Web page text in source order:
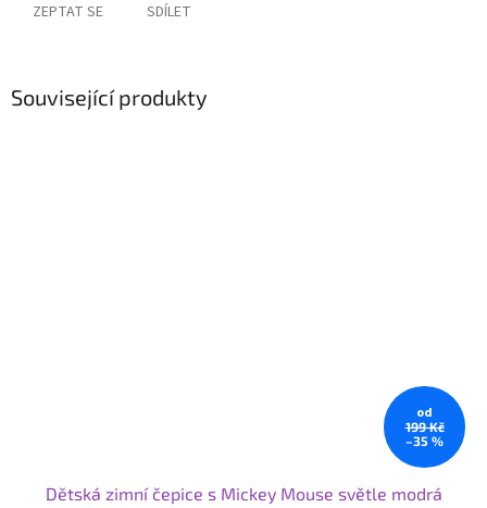
ZEPTAT SE SDÍLET
Související produkty
od
199 Kč
–35 %
Dětská zimní čepice s Mickey Mouse světle modrá